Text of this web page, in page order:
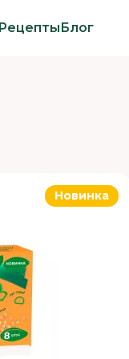
РецептыБлог
Новинка